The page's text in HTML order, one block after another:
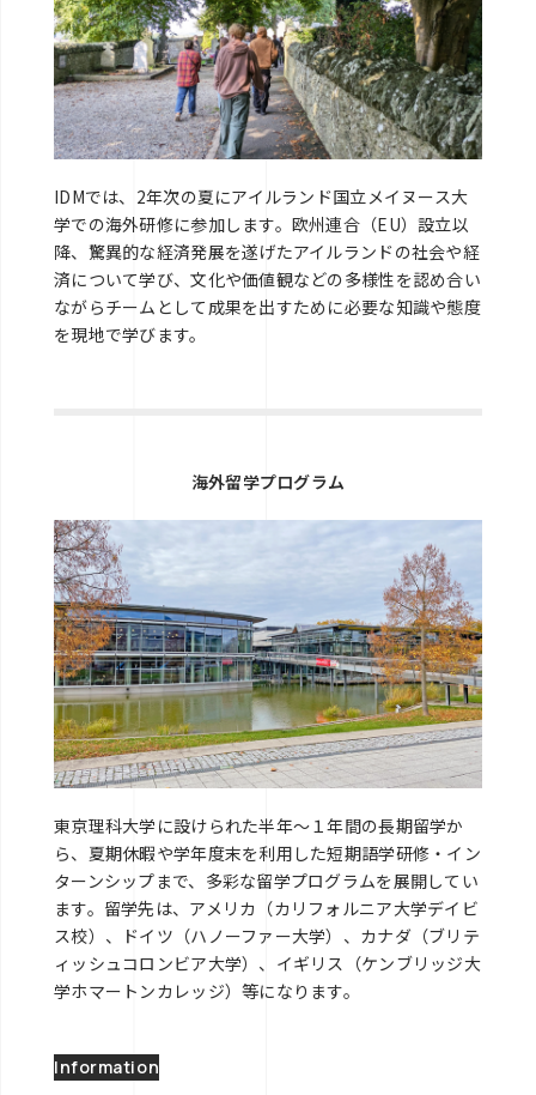
IDMでは、2年次の夏にアイルランド国立メイヌース大
学での海外研修に参加します。欧州連合（EU）設立以
降、驚異的な経済発展を遂げたアイルランドの社会や経
済について学び、文化や価値観などの多様性を認め合い
ながらチームとして成果を出すために必要な知識や態度
を現地で学びます。
海外留学プログラム
東京理科大学に設けられた半年～１年間の長期留学か
ら、夏期休暇や学年度末を利用した短期語学研修・イン
ターンシップまで、多彩な留学プログラムを展開してい
ます。留学先は、アメリカ（カリフォルニア大学デイビ
ス校）、ドイツ（ハノーファー大学）、カナダ（ブリテ
ィッシュコロンビア大学）、イギリス（ケンブリッジ大
学ホマートンカレッジ）等になります。
Information